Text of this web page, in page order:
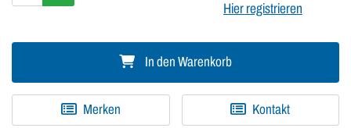
Hier registrieren
In den Warenkorb
Merken Kontakt